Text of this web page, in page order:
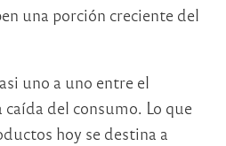
una porción creciente del
uno a uno entre el
del consumo. Lo que
hoy se destina a